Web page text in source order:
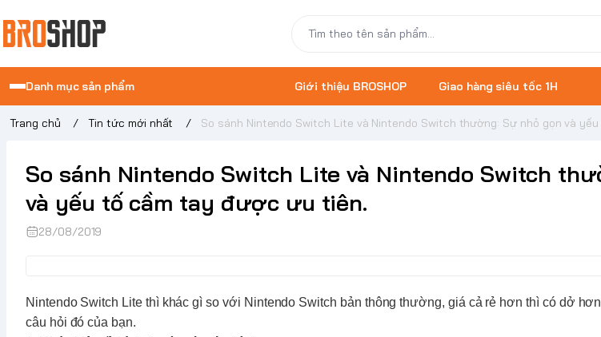
Danh mục sản phẩm Giới thiệu BROSHOP Giao hàng siêu tốc 1H
Trang chủ / Tin tức mới nhất / So sánh Nintendo Switch Lite và Nintendo Switch thường: Sự nhỏ gọn và
So sánh Nintendo Switch Lite và Nintendo Switch
và yếu tố cầm tay được ưu tiên.
28/08/2019
Nintendo Switch Litethì khác gì so với Nintendo Switch bản thông thường, giá cả rẻ hơn thì có dở
câu hỏi đó của bạn.